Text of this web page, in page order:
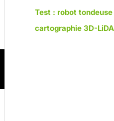
Test : robot
cartographie 3D-